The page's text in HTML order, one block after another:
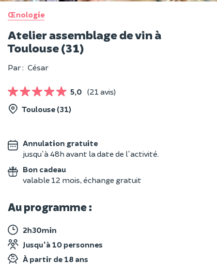
Œnologie
Atelier assemblage de vin à
Toulouse (31)
Par : César
5,0 (21 avis)
Toulouse (31)
Annulation gratuite
jusqu'à 48h avant la date de l'activité.
Bon cadeau
valable 12 mois, échange gratuit
Au programme :
2h30min
Jusqu'à 10 personnes
À partir de 18 ans